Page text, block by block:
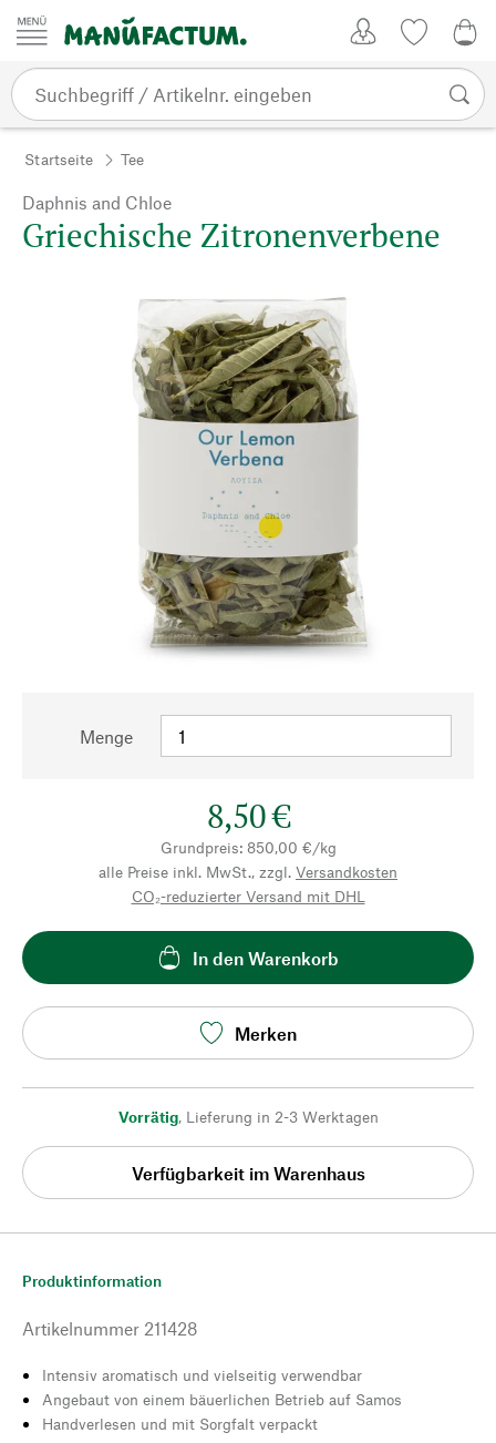
Zum Inhalt springen
Startseite Tee
Daphnis and Chloe
Griechische Zitronenverbene
Menge
8,50 €
Grundpreis: 850,00 €/kg
alle Preise inkl. MwSt., zzgl. Versandkosten
CO₂-reduzierter Versand mit DHL
In den Warenkorb
Merken
Vorrätig, Lieferung in 2-3 Werktagen
Verfügbarkeit im Warenhaus
Produktinformation
Artikelnummer 211428
Intensiv aromatisch und vielseitig verwendbar
Angebaut von einem bäuerlichen Betrieb auf Samos
Handverlesen und mit Sorgfalt verpackt